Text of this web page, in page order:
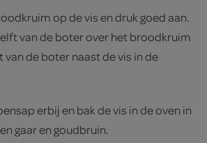
op de vis en druk goed aan.
van de boter over het broodkruim
van de boter naast de vis in de
erbij en bak de vis in de oven in
gaar en goudbruin.